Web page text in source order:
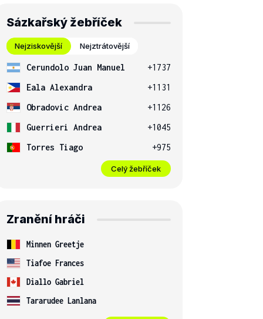
Sázkařský žebříček
Nejziskovější Nejztrátovější
Cerundolo Juan Manuel
+1737
Eala Alexandra
+1131
Obradovic Andrea
+1126
Guerrieri Andrea
+1045
Torres Tiago
+975
Celý žebříček
Zranění hráči
Minnen Greetje
Tiafoe Frances
Diallo Gabriel
Tararudee Lanlana